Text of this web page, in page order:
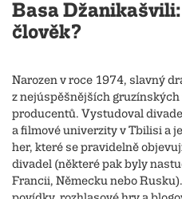
Basa
člověk?
Narozen v roce 1974, slavný
z nejúspěšnějších
producentů. Vystudoval
a filmové univerzity v Tbilisi a
her, které se pravidelně
divadel (některé pak byly
Francii, Německu nebo